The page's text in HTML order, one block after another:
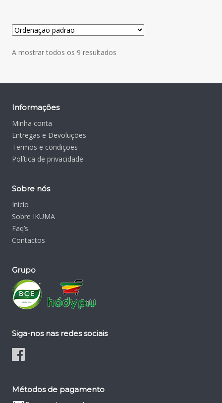
A mostrar todos os 9 resultados
Informações
Minha conta
Entregas e Devoluções
Termos e condições
Política de privacidade
Sobre nós
Início
Sobre IKUMA
Faq’s
Contactos
Grupo
Siga-nos nas redes sociais
Métodos de pagamento